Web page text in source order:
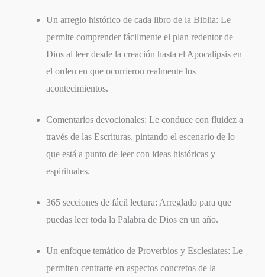
Un arreglo histórico de cada libro de la Biblia: Le
permite comprender fácilmente el plan redentor de
Dios al leer desde la creación hasta el Apocalipsis en
el orden en que ocurrieron realmente los
acontecimientos.
Comentarios devocionales: Le conduce con fluidez a
través de las Escrituras, pintando el escenario de lo
que está a punto de leer con ideas históricas y
espirituales.
365 secciones de fácil lectura: Arreglado para que
puedas leer toda la Palabra de Dios en un año.
Un enfoque temático de Proverbios y Esclesiates: Le
permiten centrarte en aspectos concretos de la